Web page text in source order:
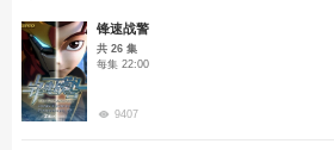
锋速战警
共 26 集
每集 22:00
9407